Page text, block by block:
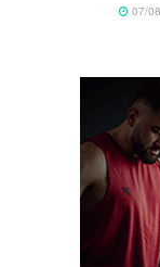
07/